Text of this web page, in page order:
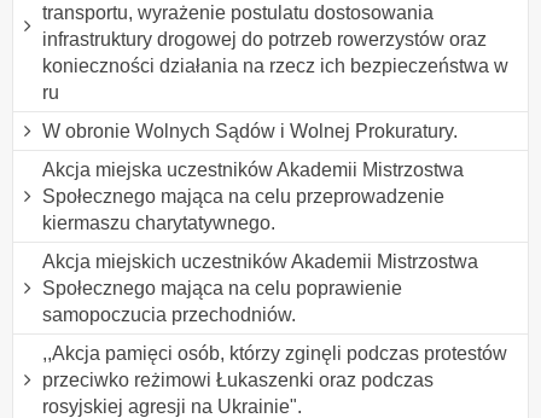
transportu, wyrażenie postulatu dostosowania
infrastruktury drogowej do potrzeb rowerzystów oraz
konieczności działania na rzecz ich bezpieczeństwa w
ru
W obronie Wolnych Sądów i Wolnej Prokuratury.
Akcja miejska uczestników Akademii Mistrzostwa
Społecznego mająca na celu przeprowadzenie
kiermaszu charytatywnego.
Akcja miejskich uczestników Akademii Mistrzostwa
Społecznego mająca na celu poprawienie
samopoczucia przechodniów.
,,Akcja pamięci osób, którzy zginęli podczas protestów
przeciwko reżimowi Łukaszenki oraz podczas
rosyjskiej agresji na Ukrainie".